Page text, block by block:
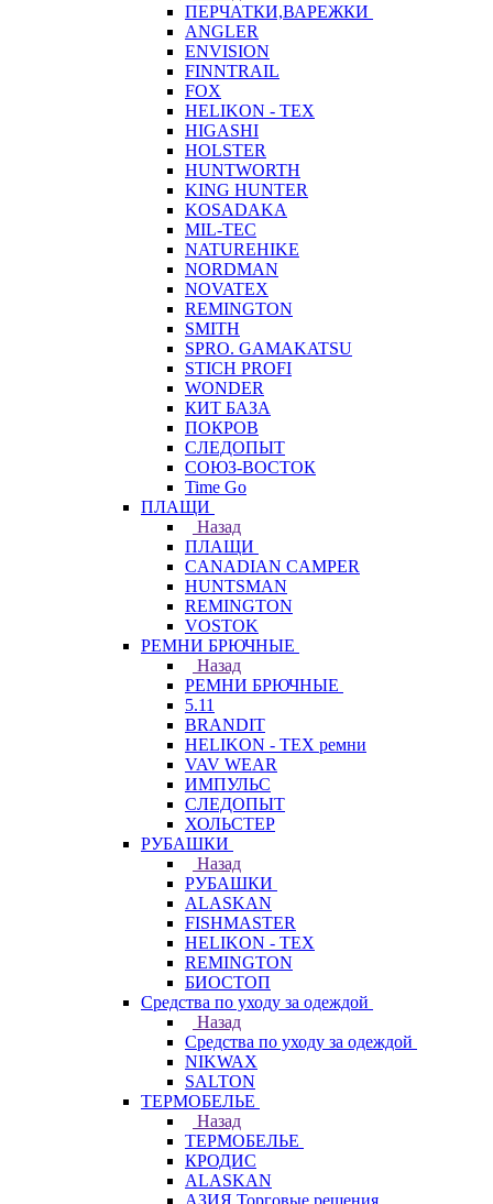
ПЕРЧАТКИ,ВАРЕЖКИ
ANGLER
ENVISION
FINNTRAIL
FOX
HELIKON - TEX
HIGASHI
HOLSTER
HUNTWORTH
KING HUNTER
KOSADAKA
MIL-TEC
NATUREHIKE
NORDMAN
NOVATEX
REMINGTON
SMITH
SPRO. GAMAKATSU
STICH PROFI
WONDER
КИТ БАЗА
ПОКРОВ
СЛЕДОПЫТ
СОЮЗ-ВОСТОК
Time Go
ПЛАЩИ
Назад
ПЛАЩИ
CANADIAN CAMPER
HUNTSMAN
REMINGTON
VOSTOK
РЕМНИ БРЮЧНЫЕ
Назад
РЕМНИ БРЮЧНЫЕ
5.11
BRANDIT
HELIKON - TEX ремни
VAV WEAR
ИМПУЛЬС
СЛЕДОПЫТ
ХОЛЬСТЕР
РУБАШКИ
Назад
РУБАШКИ
ALASKAN
FISHMASTER
HELIKON - TEX
REMINGTON
БИОСТОП
Средства по уходу за одеждой
Назад
Средства по уходу за одеждой
NIKWAX
SALTON
ТЕРМОБЕЛЬЕ
Назад
ТЕРМОБЕЛЬЕ
КРОДИС
ALASKAN
АЗИЯ Торговые решения